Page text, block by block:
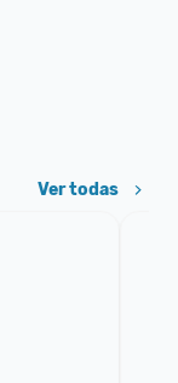
Ver todas